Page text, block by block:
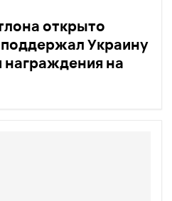
открыто
Украину
на